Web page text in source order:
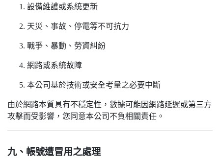
設備維護或系統更新
天災、事故、停電等不可抗力
戰爭、暴動、勞資糾紛
網路或系統故障
本公司基於技術或安全考量之必要中斷
由於網路本質具有不穩定性，數據可能因網路延遲或第三方
攻擊而受影響，您同意本公司不負相關責任。
九、帳號遭冒用之處理